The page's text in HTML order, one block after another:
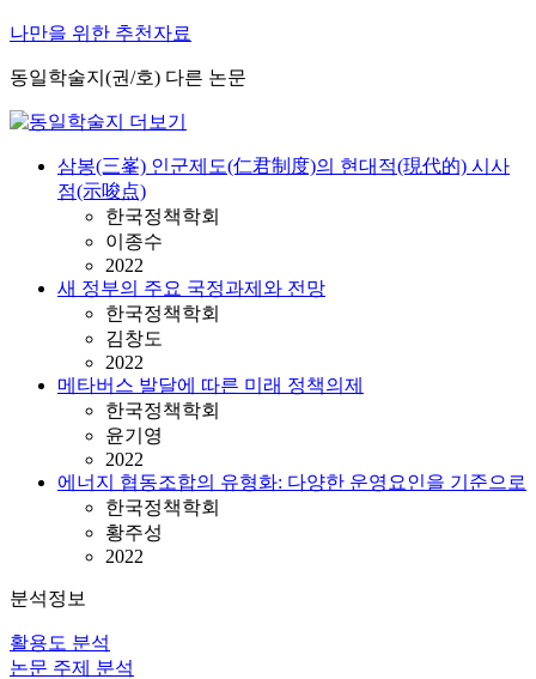
나만을 위한 추천자료
동일학술지(권/호) 다른 논문
삼봉(三峯) 인군제도(仁君制度)의 현대적(現代的) 시사
점(示唆点)
한국정책학회
이종수
2022
새 정부의 주요 국정과제와 전망
한국정책학회
김창도
2022
메타버스 발달에 따른 미래 정책의제
한국정책학회
윤기영
2022
에너지 협동조합의 유형화: 다양한 운영요인을 기준으로
한국정책학회
황주성
2022
분석정보
활용도 분석
논문 주제 분석